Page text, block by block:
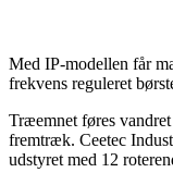
Med IP-modellen får
frekvens reguleret
Træemnet føres
fremtræk. Ceetec
udstyret med 12